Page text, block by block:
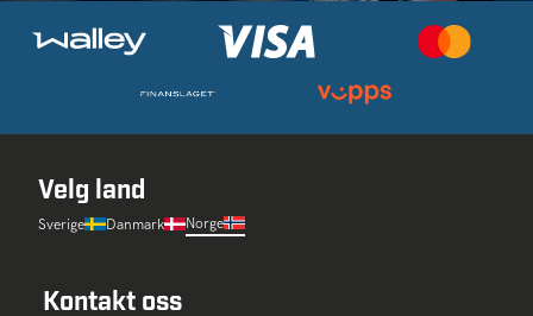
Velg land
Sverige Danmark Norge
Kontakt oss